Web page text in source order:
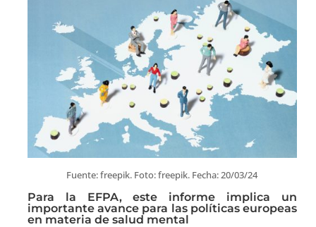
Fuente: freepik. Foto: freepik. Fecha: 20/03/24
Para la EFPA, este informe implica un
importante avance para las políticas europeas
en materia de salud mental